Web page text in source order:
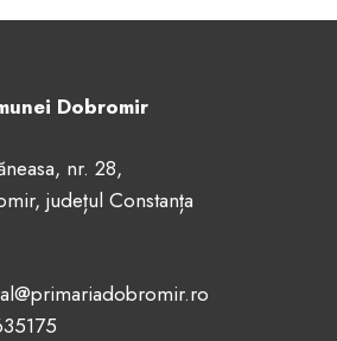
Dobromir
nr. 28,
județul Constanța